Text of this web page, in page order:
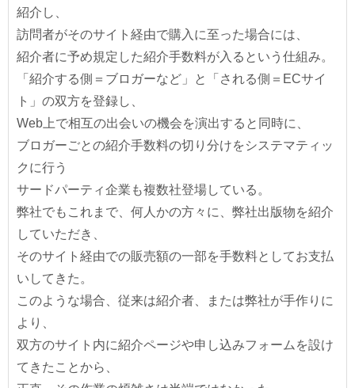
紹介し、
訪問者がそのサイト経由で購入に至った場合には、
紹介者に予め規定した紹介手数料が入るという仕組み。
「紹介する側＝ブロガーなど」と「される側＝ECサイ
ト」の双方を登録し、
Web上で相互の出会いの機会を演出すると同時に、
ブロガーごとの紹介手数料の切り分けをシステマティッ
クに行う
サードパーティ企業も複数社登場している。
弊社でもこれまで、何人かの方々に、弊社出版物を紹介
していただき、
そのサイト経由での販売額の一部を手数料としてお支払
いしてきた。
このような場合、従来は紹介者、または弊社が手作りに
より、
双方のサイト内に紹介ページや申し込みフォームを設け
てきたことから、